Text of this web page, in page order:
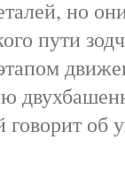
но
пути
говорит об